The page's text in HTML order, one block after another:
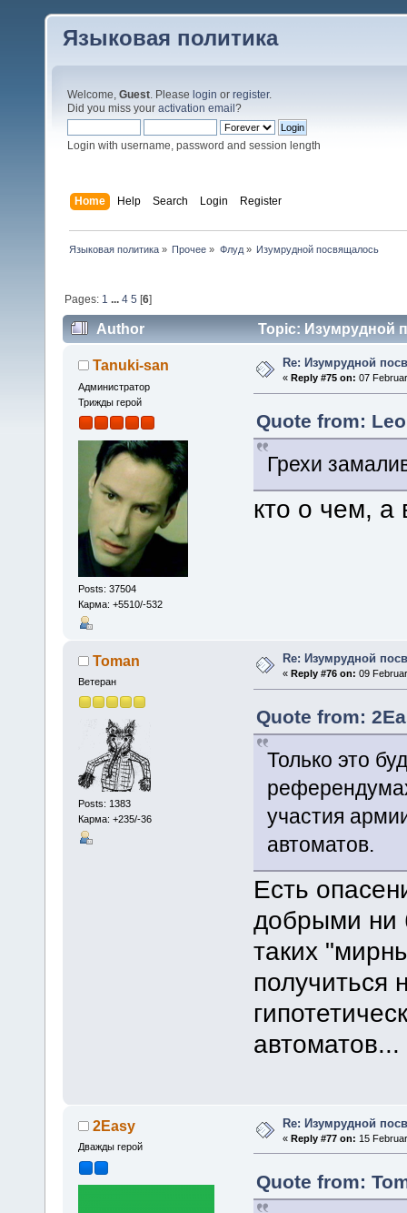
Языковая политика
Welcome, Guest. Please login or register.
Did you miss your activation email ?
Login with username, password and session length
Home Help Search Login Register
Языковая политика» Прочее » Флуд» Изумрудной посвящалось
Pages: 1 ...4 5 [6]
Author Topic: Изумрудной
Tanuki-san
Администратор
Трижды герой
Posts: 37504
Карма: +5510/-532
Re: Изумрудной
«Reply #75 on: 07
Quote from:
Грехи
кто о чем,
Toman
Ветеран
Posts: 1383
Карма: +235/-36
Re: Изумрудной
«Reply #76 on: 09
Quote from:
Только это
участия
автоматов.
Есть
добрыми ни
таких
получиться
автоматов...
2Easy
Дважды герой
Re: Изумрудной
«Reply #77 on: 15
Quote from: